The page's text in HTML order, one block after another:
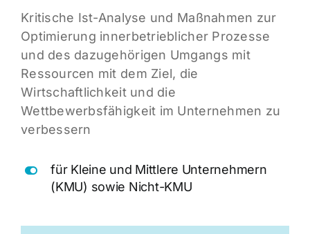
Kritische Ist-Analyse und Maßnahmen zur
Optimierung innerbetrieblicher Prozesse
und des dazugehörigen Umgangs mit
Ressourcen mit dem Ziel, die
Wirtschaftlichkeit und die
Wettbewerbsfähigkeit im Unternehmen zu
verbessern
für Kleine und Mittlere Unternehmern
(KMU) sowie Nicht-KMU